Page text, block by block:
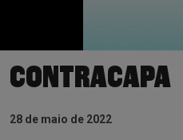
CONTRACAPA
28 de maio de 2022